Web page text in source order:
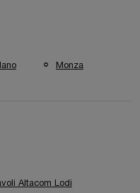
Monza
Altacom Lodi